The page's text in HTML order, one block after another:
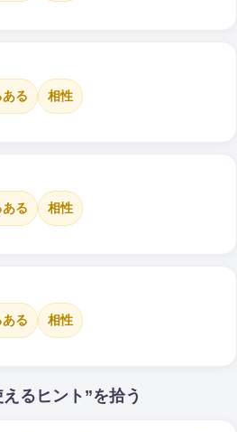
ある 相性
ある 相性
ある 相性
るヒント”を拾う